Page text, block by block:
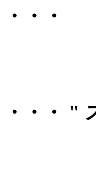
・・・
・・・ "